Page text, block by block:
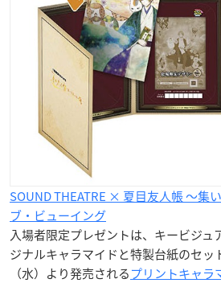
SOUND THEATRE × 夏目友人帳 ～集
ブ・ビューイング
入場者限定プレゼントは、キービジュ
ジナルキャラマイドと特製台紙のセッ
（水）より発売されるプリントキャラ